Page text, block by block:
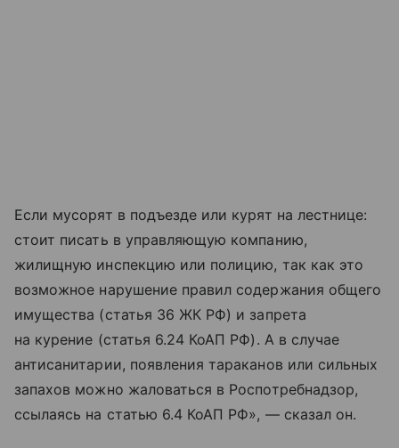
Если мусорят в подъезде или курят на лестнице:
стоит писать в управляющую компанию,
жилищную инспекцию или полицию, так как это
возможное нарушение правил содержания общего
имущества (статья 36 ЖК РФ) и запрета
на курение (статья 6.24 КоАП РФ). А в случае
антисанитарии, появления тараканов или сильных
запахов можно жаловаться в Роспотребнадзор,
ссылаясь на статью 6.4 КоАП РФ», — сказал он.